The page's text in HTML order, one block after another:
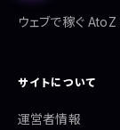
ウェブで稼ぐ
サイトについて
運営者情報